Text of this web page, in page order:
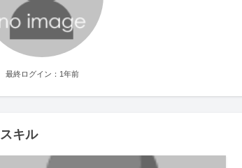
最終ログイン：1年前
スキル